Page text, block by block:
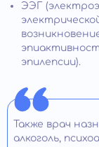
ЭЭГ
эпилепсии).
Также врач
алкоголь,